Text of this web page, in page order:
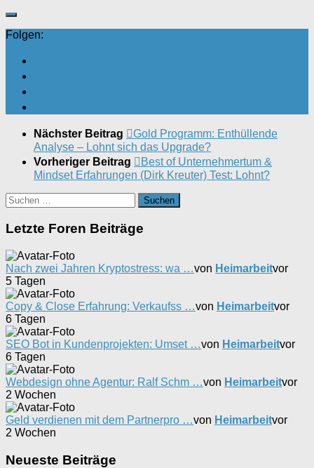
Folgen:
Nächster Beitrag
Gold Programm: Enthüllende
Analyse – Lohnt sich das Upgrade?
Vorheriger Beitrag
Best of Unternehmertum &
Mindset Erfahrungen (Dirk Kreuter) Test: Lohnt?
Suchen
nach:
Letzte Foren Beiträge
Nach zwei Jahren Kryptostress: wa …von Heimarbeitvor
5 Tagen
Copy & Close Erfahrung: Verkaufss …von Heimarbeitvor
6 Tagen
SEO Bot in Kundenprojekten: Umset …von Heimarbeitvor
6 Tagen
Webdesign ohne Agentur: Ralf Schm …von Heimarbeitvor
2 Wochen
Geld verdienen mit dem Partnerpro …von Heimarbeitvor
2 Wochen
Neueste Beiträge